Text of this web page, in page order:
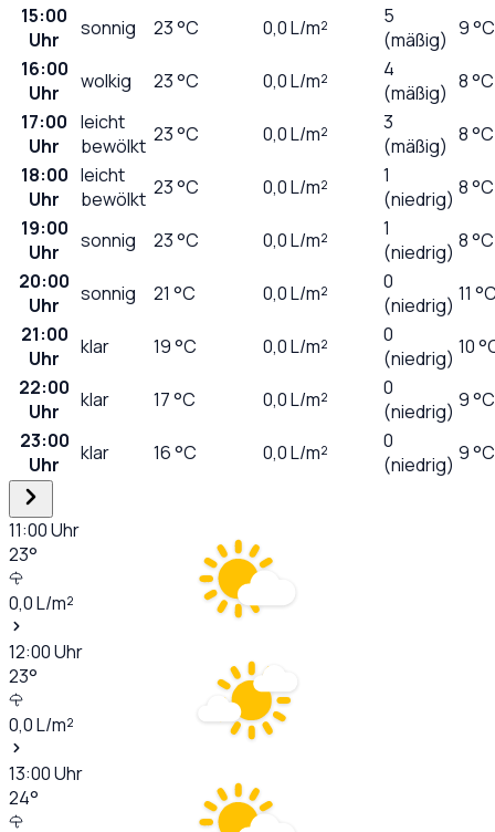
15:00
Uhr
sonnig 23°C 0,0L/m²
5
(mäßig) 9 °C
16:00
Uhr
wolkig 23°C 0,0L/m²
4
(mäßig) 8 °C
17:00
Uhr
leicht
bewölkt 23°C 0,0L/m²
3
(mäßig) 8 °C
18:00
Uhr
leicht
bewölkt 23°C 0,0L/m²
1
(niedrig) 8 °C
19:00
Uhr
sonnig 23°C 0,0L/m²
1
(niedrig) 8 °C
20:00
Uhr
sonnig 21 °C 0,0L/m²
0
(niedrig) 11
21:00
Uhr
klar 19°C 0,0L/m²
0
(niedrig) 10
22:00
Uhr
klar 17°C 0,0L/m²
0
(niedrig) 9 °C
23:00
Uhr
klar 16°C 0,0L/m²
0
(niedrig) 9 °C
11:00Uhr
23°
0,0L/m²
12:00Uhr
23°
0,0L/m²
13:00Uhr
24°